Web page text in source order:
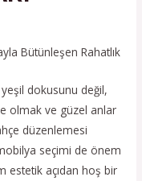
Bütünleşen Rahatlık
dokusunu değil,
olmak ve güzel anlar
düzenlemesi
seçimi de önem
estetik açıdan hoş bir